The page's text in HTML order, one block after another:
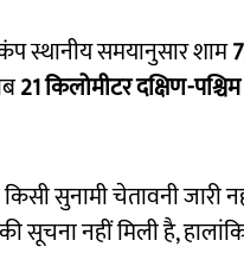
स्थानीय समयानुसार शाम
21 किलोमीटर दक्षिण-पश्चिम
सुनामी चेतावनी जारी
सूचना नहीं मिली है,